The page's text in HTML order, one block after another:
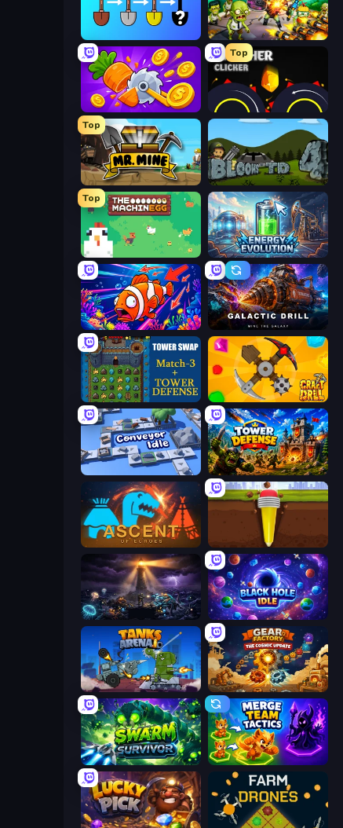
Zombies 4 Weapon Merge
Farm Ring Idle
Top
Crusher Clicker
Top
Mr. Mine Bloons Tower Defense 4
Top
The MachinEGG Energy Evolution
Fish Catch Idle Galactic Drill
Tower Swap Craft Drill
Conveyor Idle Tower Defense
Ascent of Echoes Pen Dig
The Last Lighthouse Black Hole Idle
Tanks Arena io: Craft & Combat Gear Factory
Swarm Survivor Merge Team Tactics